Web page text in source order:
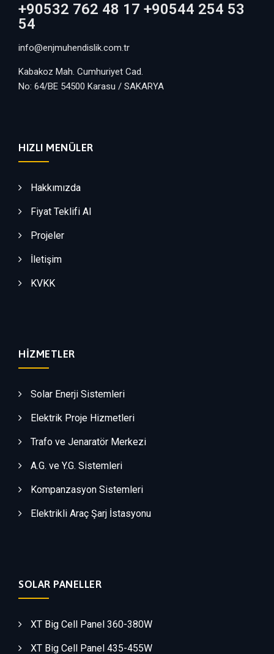
+90532 762 48 17 +90544 254 53
54
info@enjmuhendislik.com.tr
Kabakoz Mah. Cumhuriyet Cad.
No: 64/BE 54500 Karasu / SAKARYA
HIZLI MENÜLER
Hakkımızda
Fiyat Teklifi Al
Projeler
İletişim
KVKK
HIZMETLER
Solar Enerji Sistemleri
Elektrik Proje Hizmetleri
Trafo ve Jenaratör Merkezi
A.G. ve Y.G. Sistemleri
Kompanzasyon Sistemleri
Elektrikli Araç Şarj İstasyonu
SOLAR PANELLER
XT Big Cell Panel 360-380W
XT Big Cell Panel 435-455W